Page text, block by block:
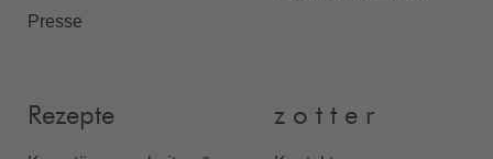
Presse
Rezepte z o t t e r